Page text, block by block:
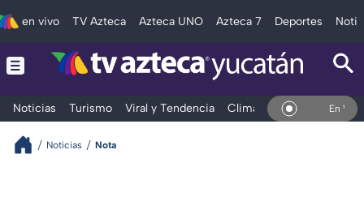
en vivo TV Azteca Azteca UNO Azteca 7 Deportes
Noticias Turismo Viral y Tendencia Clima Deportes En Vivo
Noticias Nota